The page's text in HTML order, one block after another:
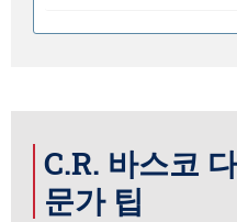
C.R. 바스코
문가 팁